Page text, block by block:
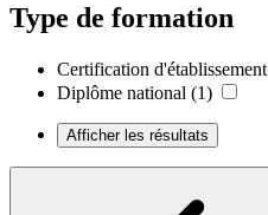
Type de formation
Certification d'établissement
Diplôme national (1)
Afficher les résultats